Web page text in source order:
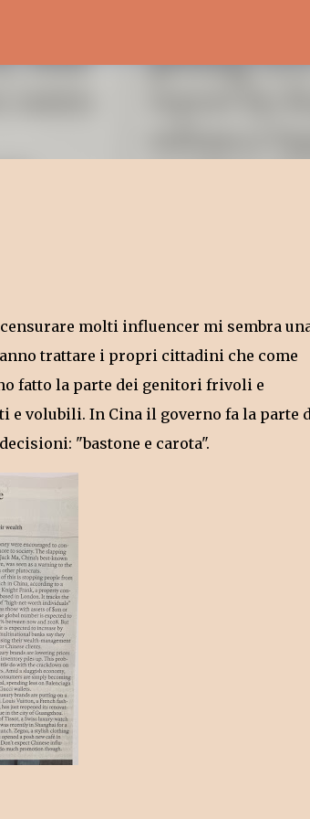
molti influencer mi sembra
trattare i propri cittadini che come
fatto la parte dei genitori frivoli e
e volubili. In Cina il governo fa la parte
"bastone e carota".